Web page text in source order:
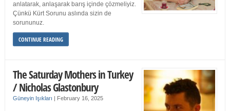
anlatarak, anlaşarak barış içinde çözmeliyiz.
Çünkü Kürt Sorunu aslında sizin de
sorununuz.
CONTINUE READING
The Saturday Mothers in Turkey
/ Nicholas Glastonbury
Güneyin Işıkları | February 16, 2025